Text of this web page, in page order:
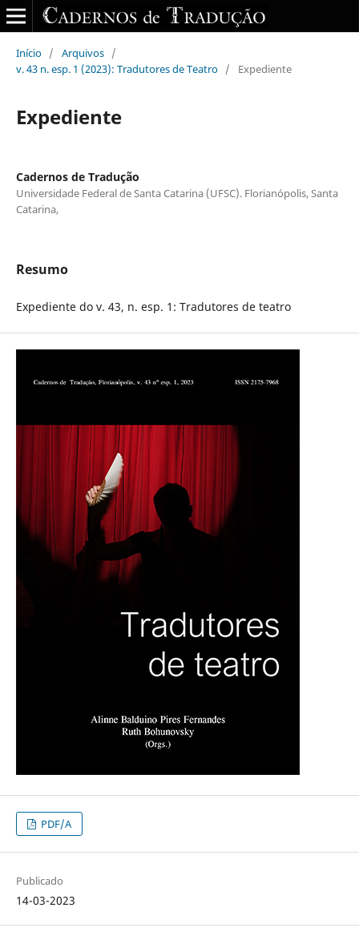
Início / Arquivos /
v. 43 n. esp. 1 (2023): Tradutores de Teatro / Expediente
Expediente
Cadernos de Tradução
Universidade Federal de Santa Catarina (UFSC). Florianópolis, Santa
Catarina,
Resumo
Expediente do v. 43, n. esp. 1: Tradutores de teatro
PDF/A
Publicado
14-03-2023